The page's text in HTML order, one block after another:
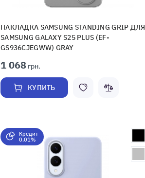
НАКЛАДКА SAMSUNG STANDING GRIP ДЛЯ
SAMSUNG GALAXY S25 PLUS (EF-
GS936CJEGWW) GRAY
1 068 грн.
КУПИТЬ
Кредит
0,01%